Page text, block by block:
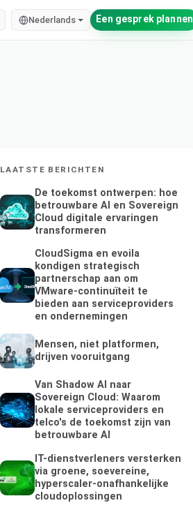
Nederlands Een gesprek plannen
LAATSTE BERICHTEN
De toekomst ontwerpen: hoe
betrouwbare AI en Sovereign
Cloud digitale ervaringen
transformeren
CloudSigma en evoila
kondigen strategisch
partnerschap aan om
VMware-continuïteit te
bieden aan serviceproviders
en ondernemingen
Mensen, niet platformen,
drijven vooruitgang
Van Shadow AI naar
Sovereign Cloud: Waarom
lokale serviceproviders en
telco's de toekomst zijn van
betrouwbare AI
IT-dienstverleners versterken
via groene, soevereine,
hyperscaler-onafhankelijke
cloudoplossingen